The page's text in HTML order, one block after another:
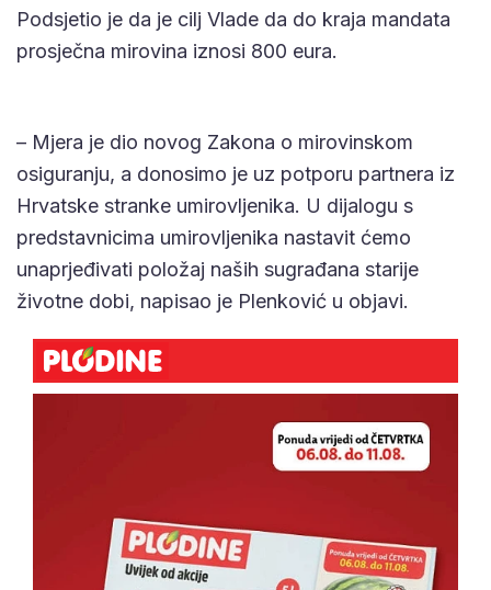
Podsjetio je da je cilj Vlade da do kraja mandata
prosječna mirovina iznosi 800 eura.
– Mjera je dio novog Zakona o mirovinskom
osiguranju, a donosimo je uz potporu partnera iz
Hrvatske stranke umirovljenika. U dijalogu s
predstavnicima umirovljenika nastavit ćemo
unaprjeđivati položaj naših sugrađana starije
životne dobi, napisao je Plenković u objavi.